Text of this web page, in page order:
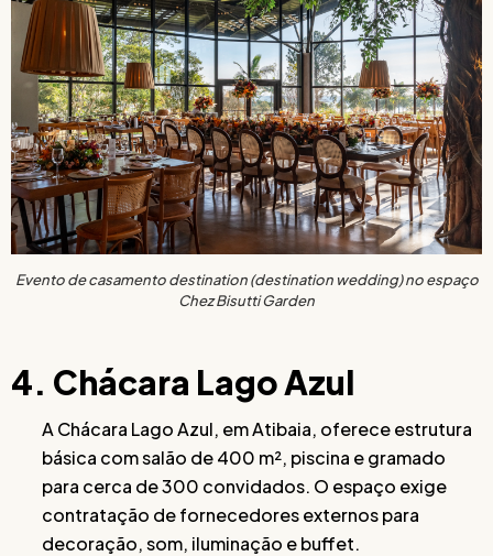
Evento de casamento destination (destination wedding) no espaço
Chez Bisutti Garden
4. Chácara Lago Azul
A Chácara Lago Azul, em Atibaia, oferece estrutura
básica com salão de 400 m², piscina e gramado
para cerca de 300 convidados. O espaço exige
contratação de fornecedores externos para
decoração, som, iluminação e buffet.